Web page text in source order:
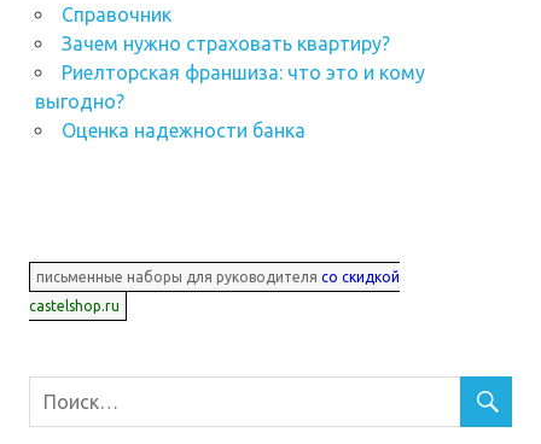
Справочник
Зачем нужно страховать квартиру?
Риелторская франшиза: что это и кому
выгодно?
Оценка надежности банка
письменные наборы для руководителя со скидкой
castelshop.ru